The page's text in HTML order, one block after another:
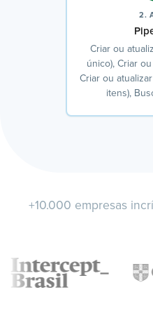
2.
Criar ou
único), Criar
Criar ou
itens),
+10.000 empresas